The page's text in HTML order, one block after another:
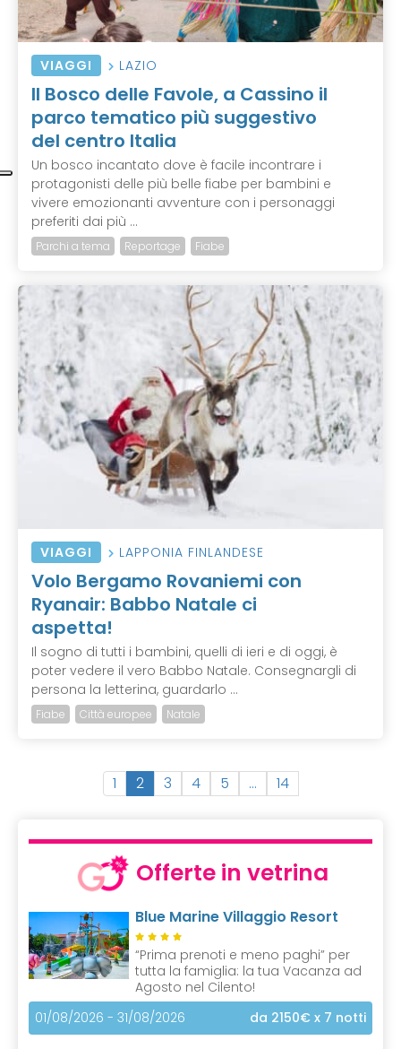
VIAGGI LAZIO
Il Bosco delle Favole, a Cassino il
parco tematico più suggestivo
del centro Italia
Un bosco incantato dove è facile incontrare i
protagonisti delle più belle fiabe per bambini e
vivere emozionanti avventure con i personaggi
preferiti dai più ...
Parchi a tema Reportage Fiabe
VIAGGI LAPPONIA FINLANDESE
Volo Bergamo Rovaniemi con
Ryanair: Babbo Natale ci
aspetta!
Il sogno di tutti i bambini, quelli di ieri e di oggi, è
poter vedere il vero Babbo Natale. Consegnargli di
persona la letterina, guardarlo ...
Fiabe Città europee Natale
1 2(
c
r
r
e
t
)
3 4 5 … 14
Offerte in vetrina
Blue Marine Villaggio Resort
“Prima prenoti e meno paghi” per
tutta la famiglia: la tua Vacanza ad
Agosto nel Cilento!
01/08/2026 - 31/08/2026
da 2150€ x 7 notti